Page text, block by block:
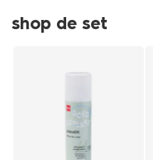
shop de set